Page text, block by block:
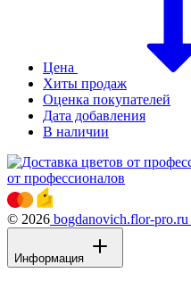
Цена
Хиты продаж
Оценка покупателей
Дата добавления
В наличии
от профессионалов
© 2026 bogdanovich.flor-pro.ru
Информация